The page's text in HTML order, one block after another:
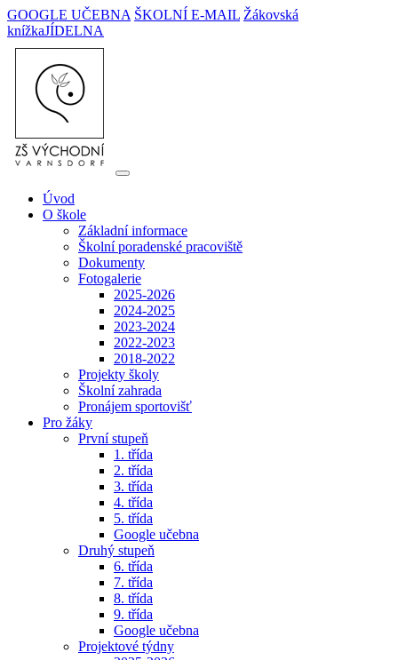
GOOGLE UČEBNA ŠKOLNÍ E-MAIL Žákovská
knížkaJÍDELNA
Úvod
O škole
Základní informace
Školní poradenské pracoviště
Dokumenty
Fotogalerie
2025-2026
2024-2025
2023-2024
2022-2023
2018-2022
Projekty školy
Školní zahrada
Pronájem sportovišť
Pro žáky
První stupeň
1. třída
2. třída
3. třída
4. třída
5. třída
Google učebna
Druhý stupeň
6. třída
7. třída
8. třída
9. třída
Google učebna
Projektové týdny